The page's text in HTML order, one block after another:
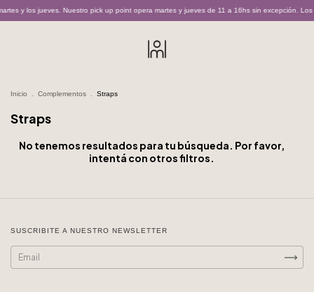
y los jueves. Nuestro pick up point opera martes y jueves de 11 a 16hs sin excepción.
Inicio Complementos Straps
Straps
No tenemos resultados para tu búsqueda. Por favor,
intentá con otros filtros.
SUSCRIBITE A NUESTRO NEWSLETTER